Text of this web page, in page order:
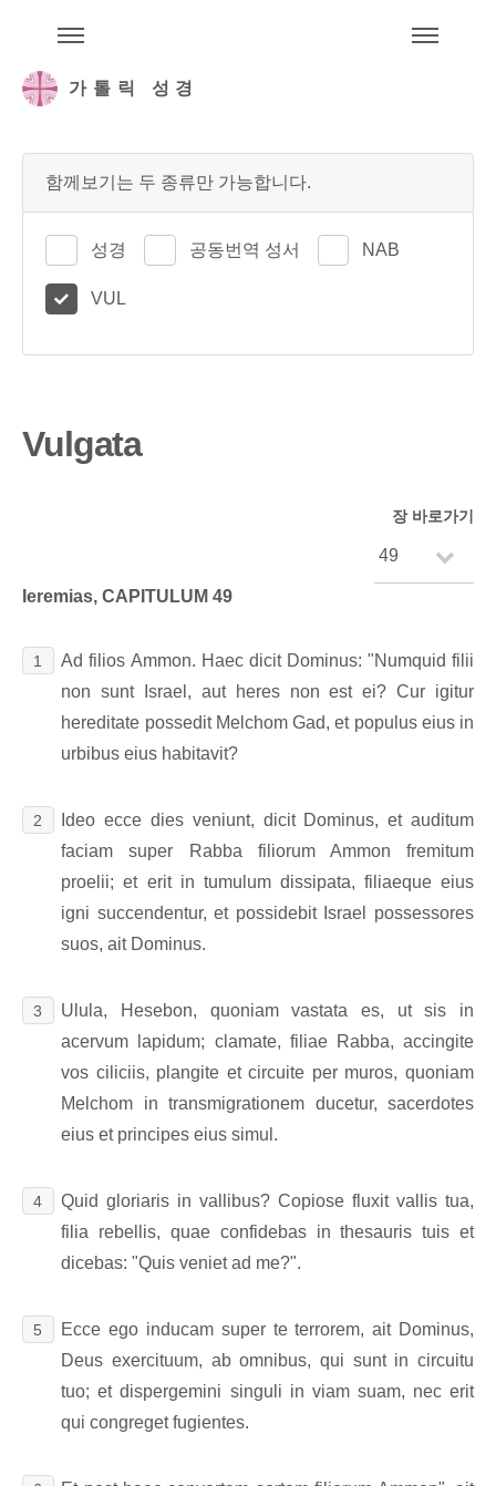
가톨릭 성경
함께보기는 두 종류만 가능합니다.
성경 공동번역 성서 NAB
VUL
Vulgata
장 바로가기
Ieremias, CAPITULUM 49
1
Ad filios Ammon. Haec dicit Dominus: "Numquid filii
non sunt Israel, aut heres non est ei? Cur igitur
hereditate possedit Melchom Gad, et populus eius in
urbibus eius habitavit?
2
Ideo ecce dies veniunt, dicit Dominus, et auditum
faciam super Rabba filiorum Ammon fremitum
proelii; et erit in tumulum dissipata, filiaeque eius
igni succendentur, et possidebit Israel possessores
suos, ait Dominus.
3
Ulula, Hesebon, quoniam vastata es, ut sis in
acervum lapidum; clamate, filiae Rabba, accingite
vos ciliciis, plangite et circuite per muros, quoniam
Melchom in transmigrationem ducetur, sacerdotes
eius et principes eius simul.
4
Quid gloriaris in vallibus? Copiose fluxit vallis tua,
filia rebellis, quae confidebas in thesauris tuis et
dicebas: "Quis veniet ad me?".
5
Ecce ego inducam super te terrorem, ait Dominus,
Deus exercituum, ab omnibus, qui sunt in circuitu
tuo; et dispergemini singuli in viam suam, nec erit
qui congreget fugientes.